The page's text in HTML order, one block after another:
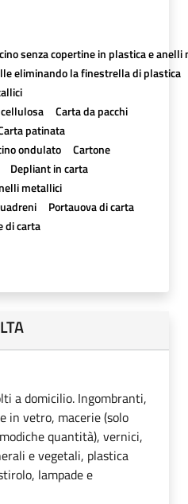
senza copertine in plastica e anelli
eliminando la finestrella di plastica
Carta da pacchi
patinata
ondulato
Cartone
Depliant in carta
metallici
Portauova di carta
di carta
a domicilio. Ingombranti,
in vetro, macerie (solo
quantità), vernici,
e vegetali, plastica
lampade e